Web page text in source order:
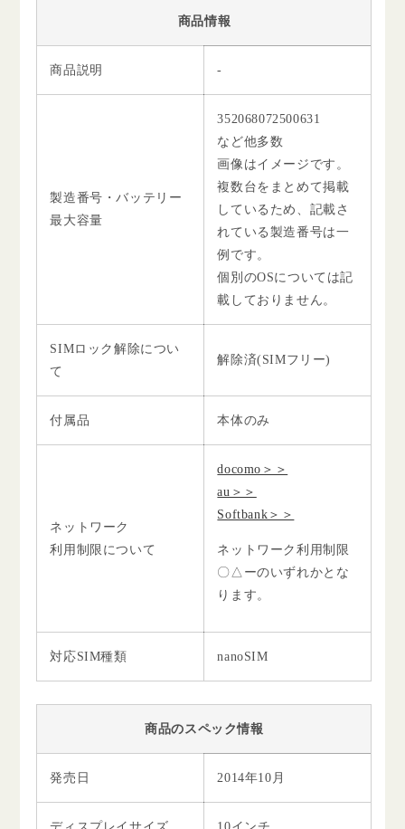
商品情報
商品説明 -
製造番号・バッテリー
最大容量
352068072500631
など他多数
画像はイメージです。
複数台をまとめて掲載
しているため、記載さ
れている製造番号は一
例です。
個別のOSについては記
載しておりません。
SIMロック解除につい
て
解除済(SIMフリー)
付属品 本体のみ
ネットワーク
利用制限について
docomo＞＞
au＞＞
Softbank＞＞
ネットワーク利用制限
〇△ーのいずれかとな
ります。
対応SIM種類 nanoSIM
商品のスペック情報
発売日 2014年10月